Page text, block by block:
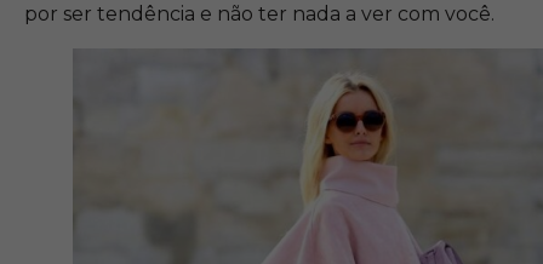
por ser tendência e não ter nada a ver com você.